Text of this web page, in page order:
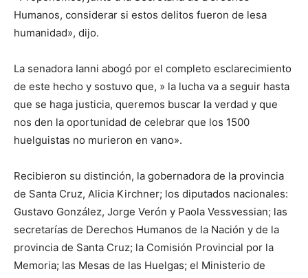
Humanos, considerar si estos delitos fueron de lesa
humanidad», dijo.
La senadora Ianni abogó por el completo esclarecimiento
de este hecho y sostuvo que, » la lucha va a seguir hasta
que se haga justicia, queremos buscar la verdad y que
nos den la oportunidad de celebrar que los 1500
huelguistas no murieron en vano».
Recibieron su distinción, la gobernadora de la provincia
de Santa Cruz, Alicia Kirchner; los diputados nacionales:
Gustavo González, Jorge Verón y Paola Vessvessian; las
secretarías de Derechos Humanos de la Nación y de la
provincia de Santa Cruz; la Comisión Provincial por la
Memoria; las Mesas de las Huelgas; el Ministerio de